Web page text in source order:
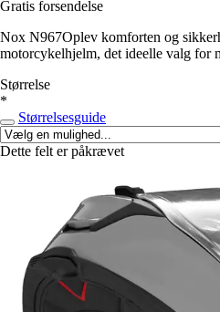
Gratis forsendelse
Nox N967Oplev komforten og
motorcykelhjelm, det ideelle valg for
Størrelse
*
Størrelsesguide
Dette felt er påkrævet